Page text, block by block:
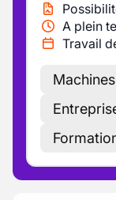
A plein
Travail